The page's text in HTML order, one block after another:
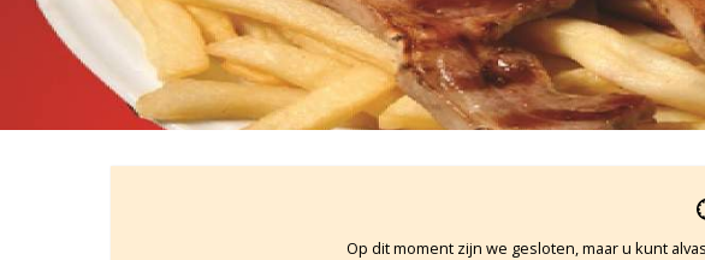
Op dit moment zijn we gesloten, maar u kunt